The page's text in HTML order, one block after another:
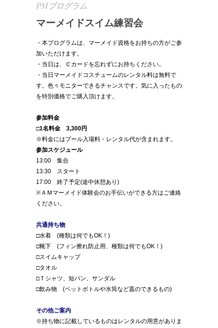
PMプログラム
マーメイドスイム練習会
・本プログラムは、マーメイド資格をお持ちの方がご参
加いただけます。
・当日は、Ｃカードを忘れずにお持ちください。
・当日マーメイドコスチュームのレンタル料は無料で
す。色々モニターできるチャンスです。気に入ったもの
を特別価格でご購入頂けます。
参加料金
□1名料金 3,300円
※料金にはプール入場料・レンタル代が含まれます。
参加スケジュール
13:00 集合
13:30 スタート
17:00 終了予定(途中休憩あり)
※ＡＭマーメイド体験会のお手伝いができる方はご連絡
ください。
共通持ち物
□水着 (種類は何でもOK！)
□靴下 (フィン擦れ防止用、種類は何でもOK！)
□スイムキャップ
□タオル
□Ｔシャツ、短パン、サンダル
□飲み物 (ペットボトルや水筒など蓋のできるもの)
その他ご案内
※持ち物に記載しているものはレンタルの用意がありま